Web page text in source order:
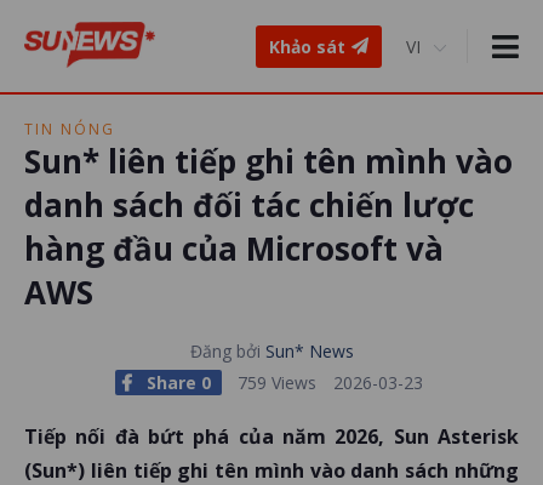
Khảo sát
TIN NÓNG
Sun* liên tiếp ghi tên mình vào
danh sách đối tác chiến lược
hàng đầu của Microsoft và
AWS
Đăng bởi Sun* News
Share 0
759 Views 2026-03-23
Tiếp nối đà bứt phá của năm 2026, Sun Asterisk
(Sun*) liên tiếp ghi tên mình vào danh sách những